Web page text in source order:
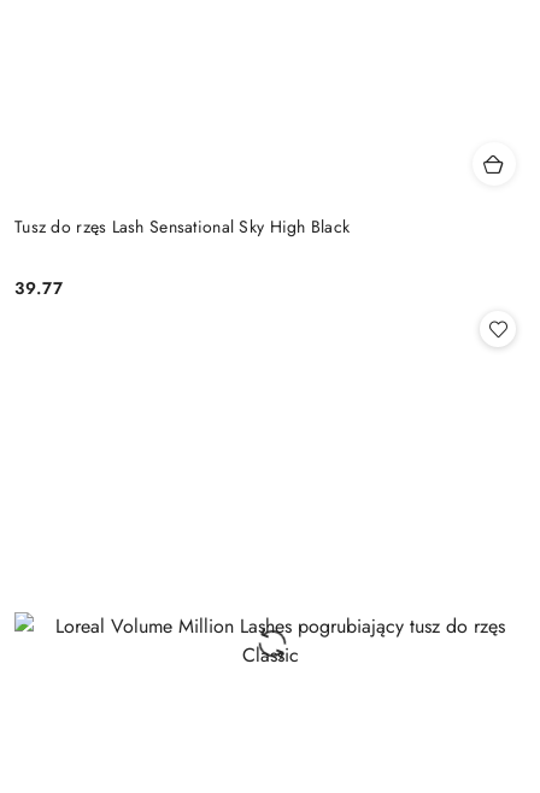
Tusz do rzęs Lash Sensational Sky High Black
Cena:
39.77